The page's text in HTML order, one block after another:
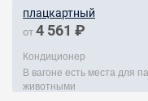
плацкартный
от 4 561 ₽
Кондиционер
В вагоне есть места для
животными